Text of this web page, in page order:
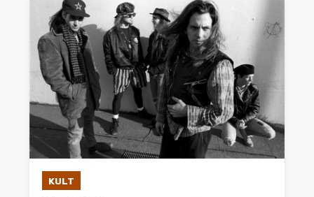
INTERJÚK
PREMIEREK
KULT
MÁSVILÁG
BLOG
KULT